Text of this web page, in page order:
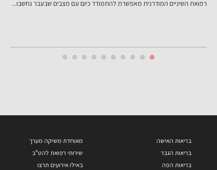
היכולת להגיע לתוצאה אופטימלית בעיצוב החיוך הטבעי, היא שילוב מדויק...
בריאות האישה
בריאות הגבר
בריאות הפה
מאוחדת משיקה מערך
שירותי רפואת להט"ב
באילו אירועים תרצו